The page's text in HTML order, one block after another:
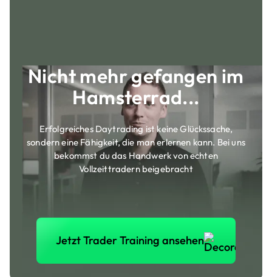
Nicht mehr gefangen im
Hamsterrad...
Erfolgreiches Daytrading ist keine Glückssache,
sondern eine Fähigkeit, die man erlernen kann. Bei uns
bekommst du das Handwerk von echten
Vollzeittradern beigebracht
Jetzt Trader Training ansehen
Jetzt Trader Training